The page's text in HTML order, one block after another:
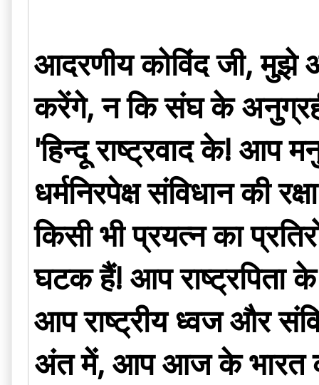
आदरणीय कोविंद जी, मुझे
करेंगे, न कि संघ के
'हिन्दू राष्ट्रवाद के! आप
धर्मनिरपेक्ष संविधान की
किसी भी प्रयत्न का
घटक हैं! आप राष्ट्रपिता
आप राष्ट्रीय ध्वज और
अंत में, आप आज के भारत